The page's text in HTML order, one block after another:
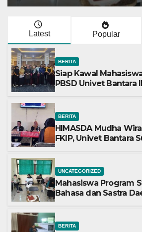
Latest Popular
BERITA
Siap Kawal
PBSD Univet Bantara
BERITA
HIMASDA Mudha
FKIP, Univet Bantara
UNCATEGORIZED
Mahasiswa Program
Bahasa dan Sastra
2025/2026
BERITA